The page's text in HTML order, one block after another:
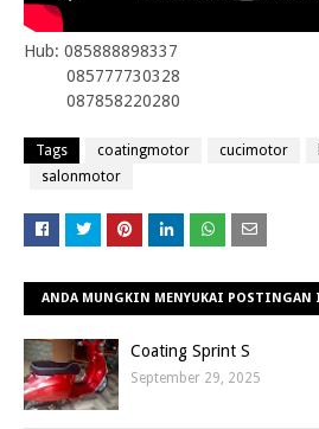
Hub: 085888898337
085777730328
087858220280
Tags coatingmotor cucimotor
salonmotor
ANDA MUNGKIN MENYUKAI
Coating Sprint S
September 29, 2025